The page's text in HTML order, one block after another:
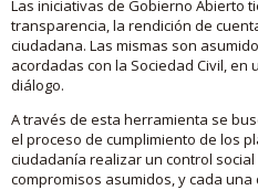
Las iniciativas de Gobierno Abierto
transparencia, la rendición de
ciudadana. Las mismas son
acordadas con la Sociedad Civil, en
diálogo.
A través de esta herramienta se
el proceso de cumplimiento de los
ciudadanía realizar un control
compromisos asumidos, y cada una